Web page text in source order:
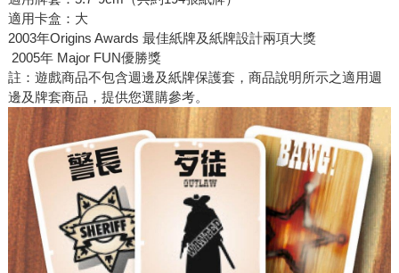
適用卡盒：大
2003年Origins Awards 最佳紙牌及紙牌設計兩項大獎
2005年 Major FUN優勝獎
註：遊戲商品不包含週邊及紙牌保護套，商品說明所示之適用週
邊及牌套商品，提供您選購參考。